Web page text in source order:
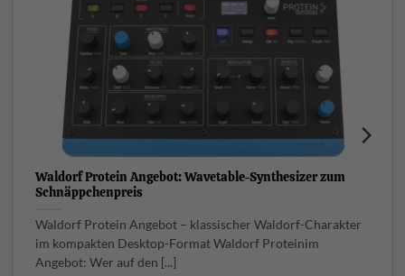
Waldorf Protein Angebot: Wavetable-Synthesizer zum
Schnäppchenpreis
Waldorf Protein Angebot – klassischer Waldorf-Charakter
im kompakten Desktop-Format Waldorf Proteinim
Angebot: Wer auf den [...]